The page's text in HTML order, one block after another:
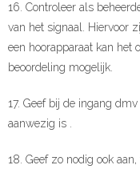
16. Controleer als
van het signaal. Hiervoor
een hoorapparaat kan het
beoordeling mogelijk.
17. Geef bij de ingang
aanwezig is .
18. Geef zo nodig ook